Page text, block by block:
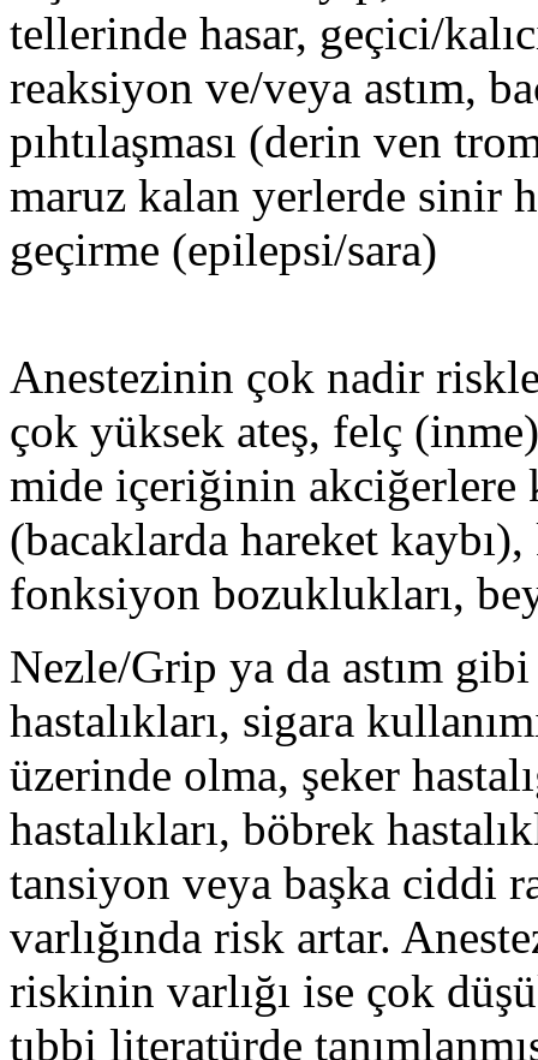
tellerinde hasar, geçici/
reaksiyon ve/veya astım,
pıhtılaşması (derin ven
maruz kalan yerlerde sinir
geçirme (epilepsi/sara)
Anestezinin çok nadir
çok yüksek ateş, felç
mide içeriğinin akciğerlere
(bacaklarda hareket
fonksiyon bozuklukları,
Nezle/Grip ya da astım
hastalıkları, sigara
üzerinde olma, şeker
hastalıkları, böbrek
tansiyon veya başka ciddi
varlığında risk artar.
riskinin varlığı ise çok
tıbbi literatürde